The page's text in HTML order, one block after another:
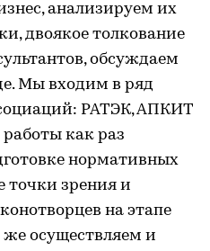
анализируем их
двоякое толкование
обсуждаем
Мы входим в ряд
РАТЭК, АПКИТ
как раз
нормативных
точки зрения и
на этапе
же осуществляем и